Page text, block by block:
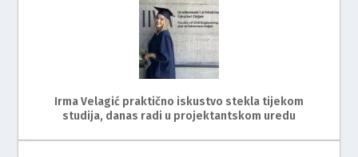
Irma Velagić praktično iskustvo stekla tijekom
studija, danas radi u projektantskom uredu